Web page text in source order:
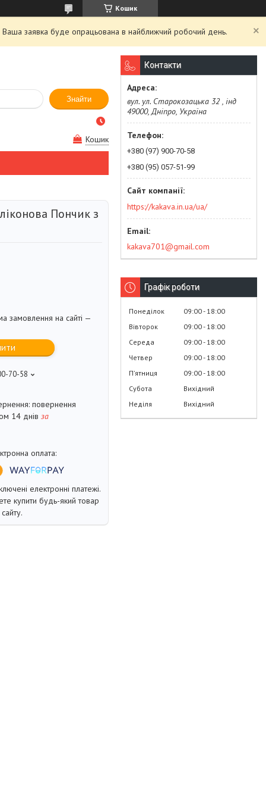
Кошик
Ваша заявка буде опрацьована в найближчий робочий день.
Знайти
Кошик
Пончик з
замовлення на сайті —
70-58
повернення
14 днів за
електронні платежі.
купити будь-який товар
Контакти
вул. ул. Старокозацька 32 , інд
49000, Дніпро, Україна
+380 (97) 900-70-58
+380 (95) 057-51-99
https://kakava.in.ua/ua/
kakava701@gmail.com
Графік роботи
Понеділок 09:00 18:00
Вівторок
09:00 18:00
Середа
09:00 18:00
Четвер
09:00 18:00
Пʼятниця
09:00 18:00
Субота
Вихідний
Неділя
Вихідний